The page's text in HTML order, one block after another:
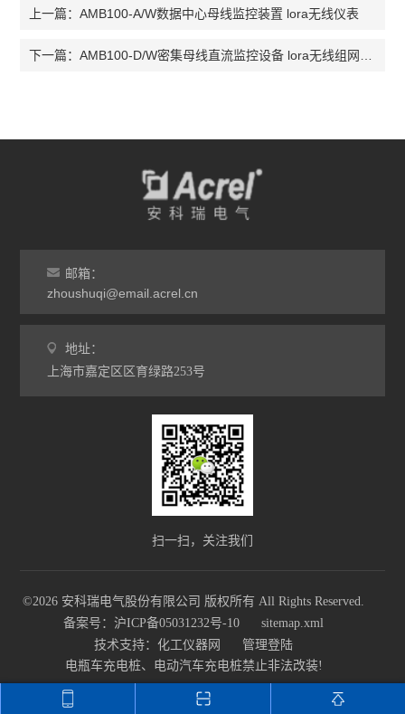
上一篇：AMB100-A/W数据中心母线监控装置 lora无线仪表
下一篇：AMB100-D/W密集母线直流监控设备 lora无线组网仪表
邮箱：
zhoushuqi@email.acrel.cn
地址：
上海市嘉定区区育绿路253号
扫一扫，关注我们
©2026 安科瑞电气股份有限公司 版权所有 All Rights Reserved.
备案号：沪ICP备05031232号-10
sitemap.xml
技术支持： 化工仪器网
管理登陆
电瓶车充电桩、电动汽车充电桩禁止非法改装!